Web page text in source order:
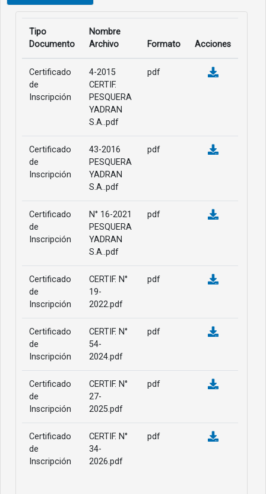
Tipo
Documento
Nombre
Archivo
Formato Acciones
Certificado
de
Inscripción
4-2015
CERTIF.
PESQUERA
YADRAN
S.A..pdf
pdf
Certificado
de
Inscripción
43-2016
PESQUERA
YADRAN
S.A..pdf
pdf
Certificado
de
Inscripción
N° 16-2021
PESQUERA
YADRAN
S.A..pdf
pdf
Certificado
de
Inscripción
CERTIF. N°
19-
2022.pdf
pdf
Certificado
de
Inscripción
CERTIF. N°
54-
2024.pdf
pdf
Certificado
de
Inscripción
CERTIF. N°
27-
2025.pdf
pdf
Certificado
de
Inscripción
CERTIF. N°
34-
2026.pdf
pdf